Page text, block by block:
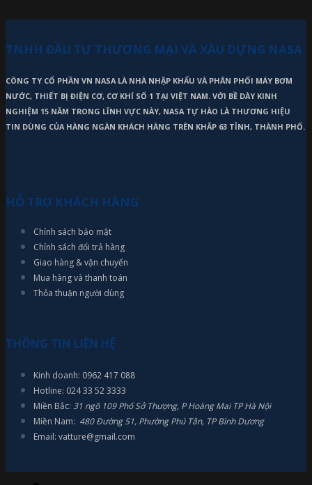
TNHH ĐẦU TƯ THƯƠNG MẠI VÀ XÂU DỰNG NASA
CÔNG TY CỔ PHẦN VN NASA LÀ NHÀ NHẬP KHẨU VÀ PHÂN PHỐI MÁY BƠM
NƯỚC, THIẾT BỊ ĐIỆN CƠ, CƠ KHÍ SỐ 1 TẠI VIỆT NAM. VỚI BỀ DÀY KINH
NGHIỆM 15 NĂM TRONG LĨNH VỰC NÀY, NASA TỰ HÀO LÀ THƯƠNG HIỆU
TIN DÙNG CỦA HÀNG NGÀN KHÁCH HÀNG TRÊN KHẮP 63 TỈNH, THÀNH PHỐ.
HỖ TRỢ KHÁCH HÀNG
Chính sách bảo mật
Chính sách đổi trả hàng
Giao hàng & vận chuyển
Mua hàng và thanh toán
Thỏa thuận người dùng
THÔNG TIN LIÊN HỆ
Kinh doanh: 0962 417 088
Hotline: 024 33 52 3333
Miền Bắc: 31 ngõ 109 Phố Sở Thượng, P Hoàng Mai TP Hà Nội
Miền Nam: 480 Đường 51, Phường Phú Tân, TP Bình Dương
Email: vatture@gmail.com